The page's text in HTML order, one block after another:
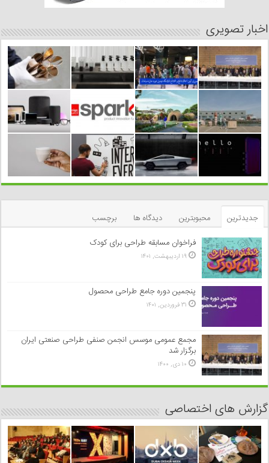
اخبار تصویری
جدیدترین محبوبترین دیدگاه ها
برچسب
فراخوان مسابقه طراحی برای کودک
۱۹ اردیبهشت, ۱۴۰۱
پنجمین دوره جامع طراحی محصول
۳۱ فروردین, ۱۴۰۱
مجمع عمومی موسس انجمن صنفی طراحی صنعتی ایران
برگزار شد
۱۰ دی, ۱۴۰۰
گزارش های اختصاصی